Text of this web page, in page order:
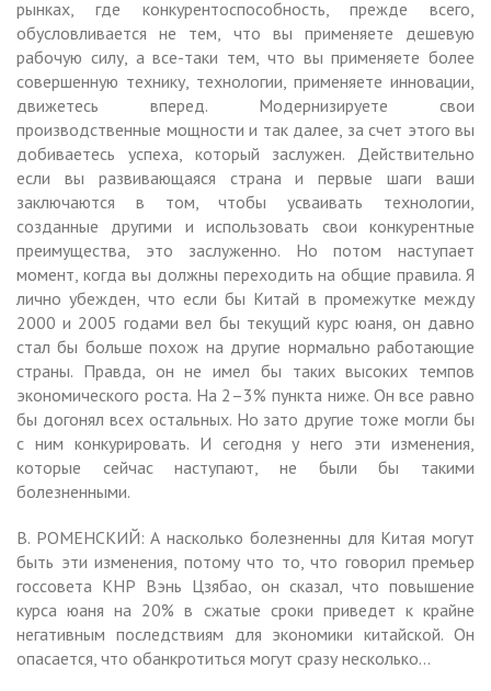
рынках, где конкурентоспособность, прежде всего,
обусловливается не тем, что вы применяете дешевую
рабочую силу, а все-таки тем, что вы применяете более
совершенную технику, технологии, применяете инновации,
движетесь вперед. Модернизируете свои
производственные мощности и так далее, за счет этого вы
добиваетесь успеха, который заслужен. Действительно
если вы развивающаяся страна и первые шаги ваши
заключаются в том, чтобы усваивать технологии,
созданные другими и использовать свои конкурентные
преимущества, это заслуженно. Но потом наступает
момент, когда вы должны переходить на общие правила. Я
лично убежден, что если бы Китай в промежутке между
2000 и 2005 годами вел бы текущий курс юаня, он давно
стал бы больше похож на другие нормально работающие
страны. Правда, он не имел бы таких высоких темпов
экономического роста. На 2–3% пункта ниже. Он все равно
бы догонял всех остальных. Но зато другие тоже могли бы
с ним конкурировать. И сегодня у него эти изменения,
которые сейчас наступают, не были бы такими
болезненными.
В. РОМЕНСКИЙ: А насколько болезненны для Китая могут
быть эти изменения, потому что то, что говорил премьер
госсовета КНР Вэнь Цзябао, он сказал, что повышение
курса юаня на 20% в сжатые сроки приведет к крайне
негативным последствиям для экономики китайской. Он
опасается, что обанкротиться могут сразу несколько…